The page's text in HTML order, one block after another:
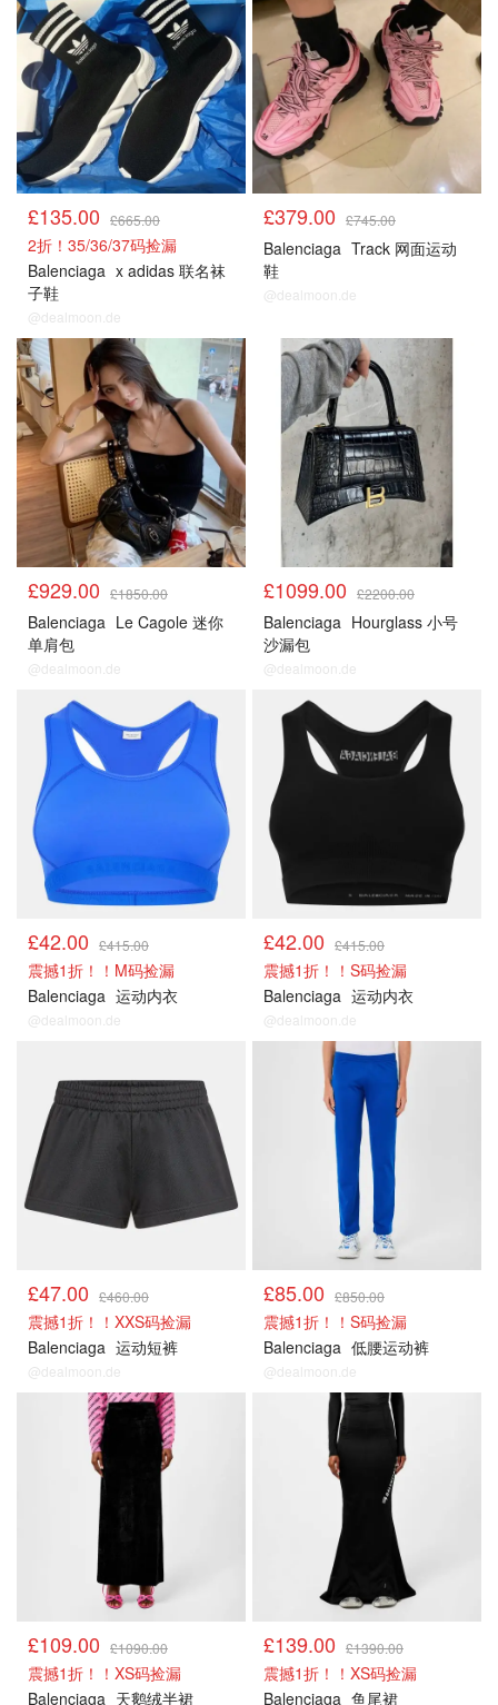
£135.00 £665.00
2折！35/36/37码捡漏
Balenciaga x adidas 联名袜
子鞋
@dealmoon.de
£379.00 £745.00
Balenciaga Track 网面运动
鞋
@dealmoon.de
£929.00 £1850.00
Balenciaga Le Cagole 迷你
单肩包
@dealmoon.de
£1099.00 £2200.00
Balenciaga Hourglass 小号
沙漏包
@dealmoon.de
£42.00 £415.00
震撼1折！！M码捡漏
Balenciaga 运动内衣
@dealmoon.de
£42.00 £415.00
震撼1折！！S码捡漏
Balenciaga 运动内衣
@dealmoon.de
£47.00 £460.00
震撼1折！！XXS码捡漏
Balenciaga 运动短裤
@dealmoon.de
£85.00 £850.00
震撼1折！！S码捡漏
Balenciaga 低腰运动裤
@dealmoon.de
£109.00 £1090.00
震撼1折！！XS码捡漏
Balenciaga 天鹅绒半裙
£139.00 £1390.00
震撼1折！！XS码捡漏
Balenciaga 鱼尾裙